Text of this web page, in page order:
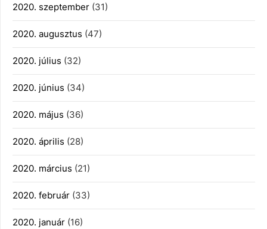
2020. szeptember (31)
2020. augusztus (47)
2020. július (32)
2020. június (34)
2020. május (36)
2020. április (28)
2020. március (21)
2020. február (33)
2020. január (16)